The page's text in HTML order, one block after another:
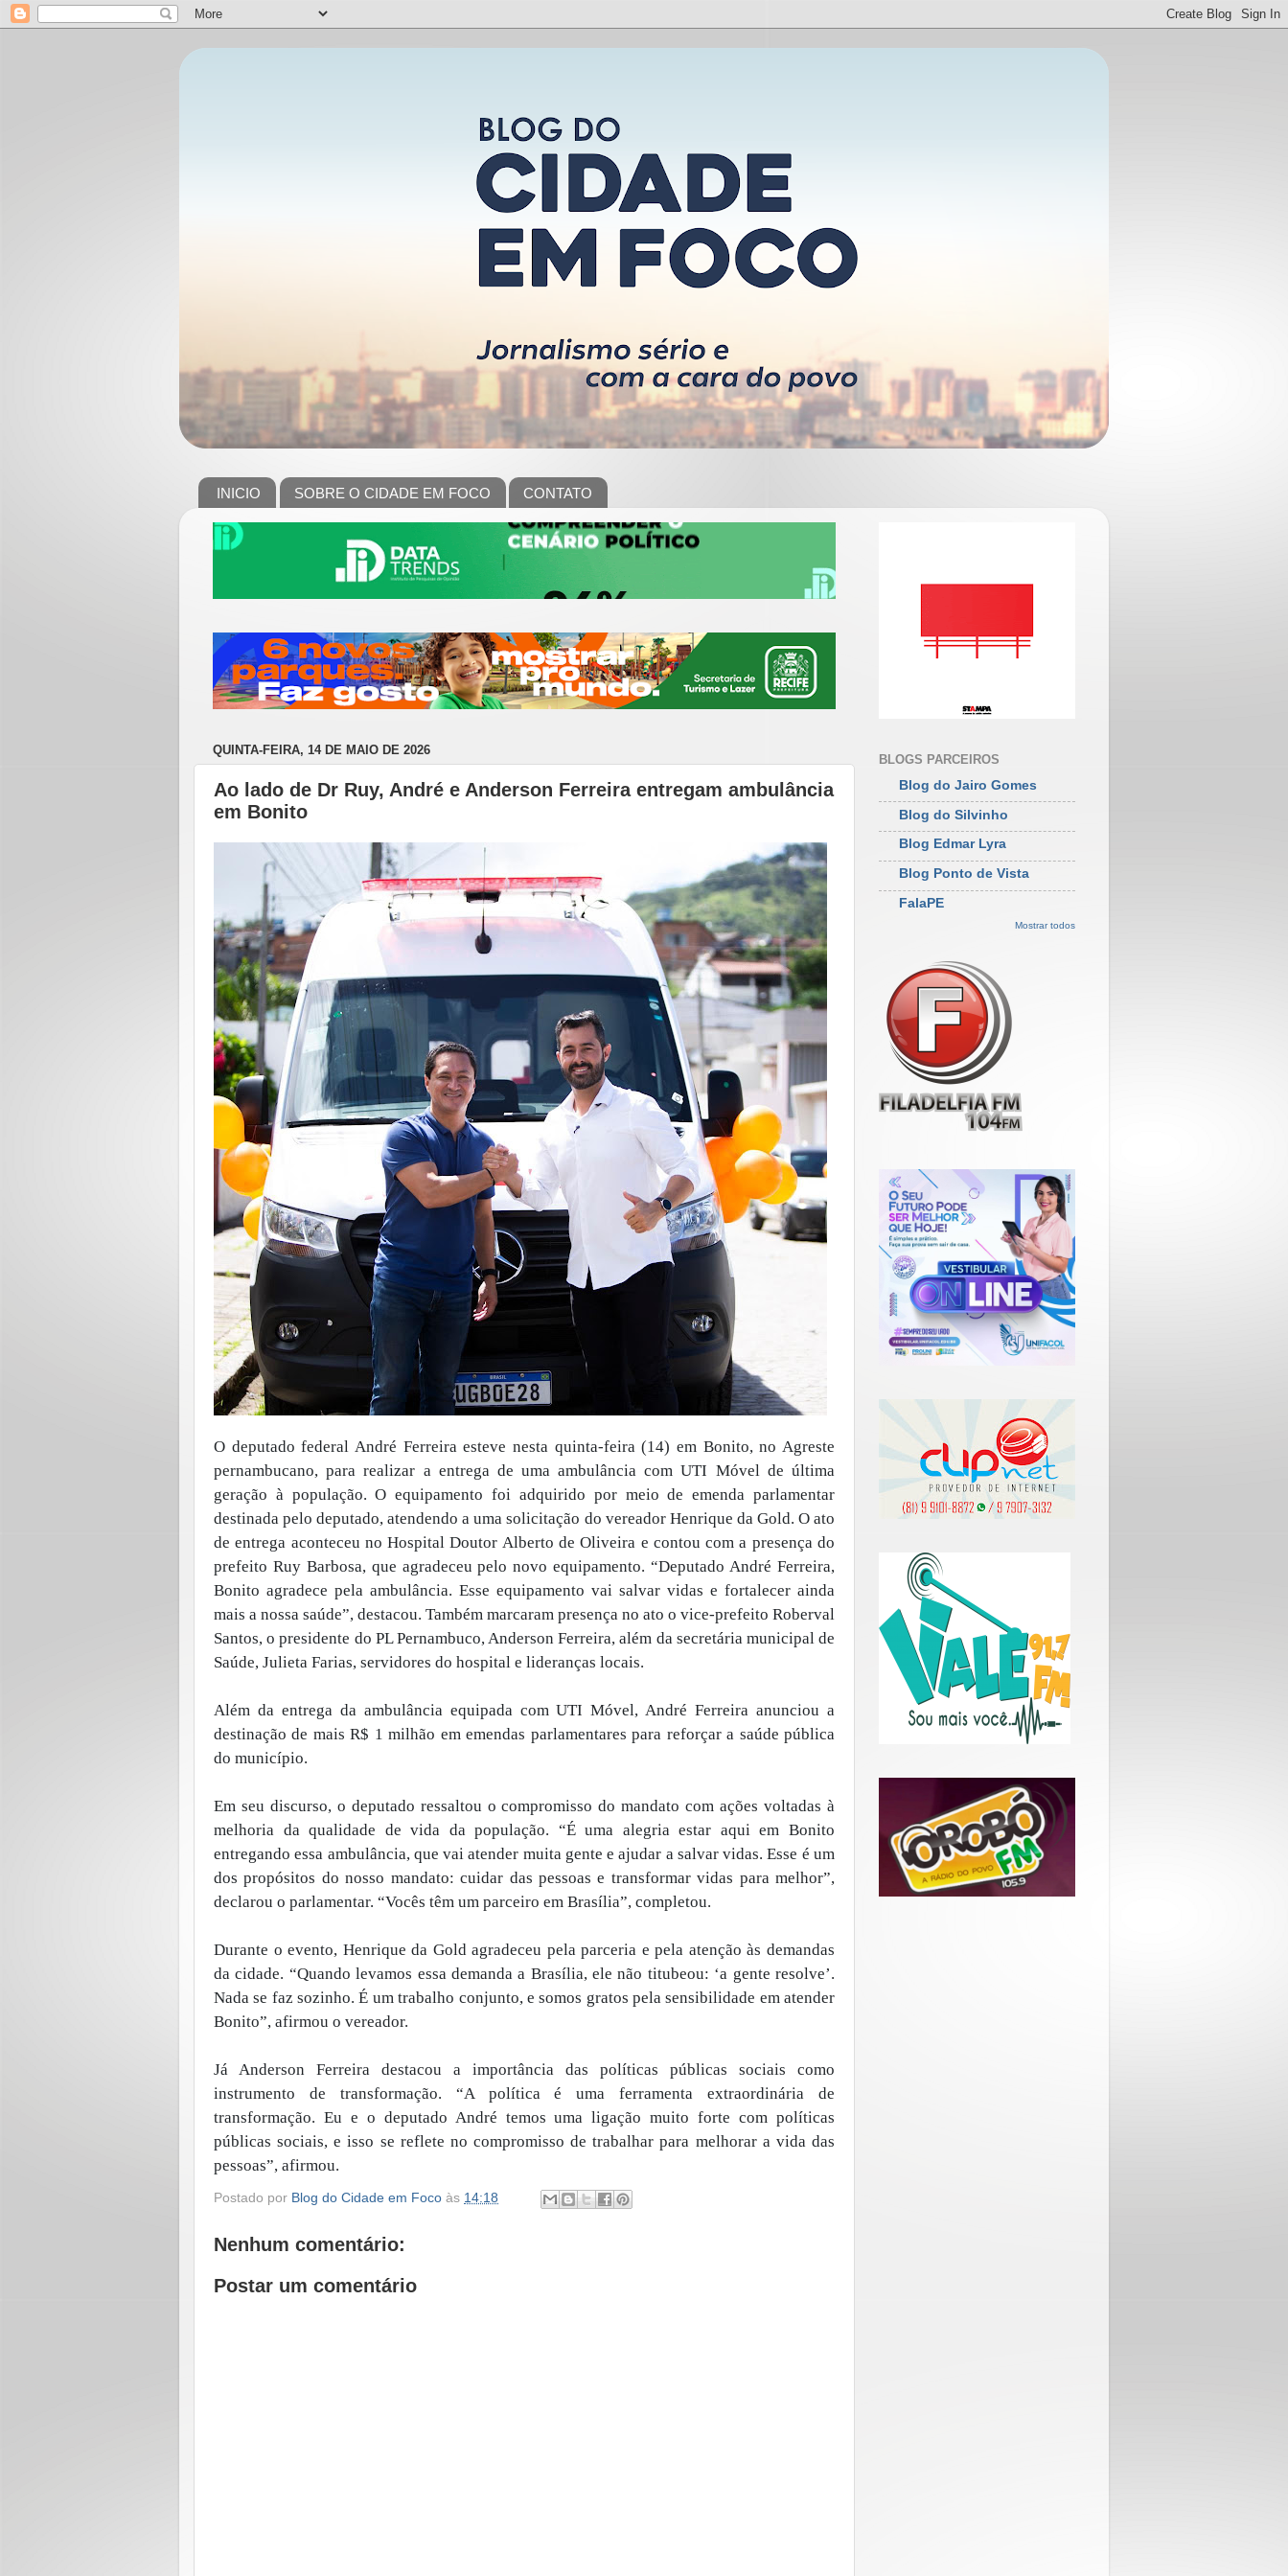
INICIO SOBRE O CIDADE EM FOCO CONTATO
QUINTA-FEIRA, 14 DE MAIO DE 2026
Ao lado de Dr Ruy, André e Anderson Ferreira entregam ambulância
em Bonito
O deputado federal André Ferreira esteve nesta quinta-feira (14) em Bonito, no Agreste
pernambucano, para realizar a entrega de uma ambulância com UTI Móvel de última
geração à população. O equipamento foi adquirido por meio de emenda parlamentar
destinada pelo deputado, atendendo a uma solicitação do vereador Henrique da Gold. O ato
de entrega aconteceu no Hospital Doutor Alberto de Oliveira e contou com a presença do
prefeito Ruy Barbosa, que agradeceu pelo novo equipamento. “Deputado André Ferreira,
Bonito agradece pela ambulância. Esse equipamento vai salvar vidas e fortalecer ainda
mais a nossa saúde”, destacou. Também marcaram presença no ato o vice-prefeito Roberval
Santos, o presidente do PL Pernambuco, Anderson Ferreira, além da secretária municipal de
Saúde, Julieta Farias, servidores do hospital e lideranças locais.
Além da entrega da ambulância equipada com UTI Móvel, André Ferreira anunciou a
destinação de mais R$ 1 milhão em emendas parlamentares para reforçar a saúde pública
do município.
Em seu discurso, o deputado ressaltou o compromisso do mandato com ações voltadas à
melhoria da qualidade de vida da população. “É uma alegria estar aqui em Bonito
entregando essa ambulância, que vai atender muita gente e ajudar a salvar vidas. Esse é um
dos propósitos do nosso mandato: cuidar das pessoas e transformar vidas para melhor”,
declarou o parlamentar. “Vocês têm um parceiro em Brasília”, completou.
Durante o evento, Henrique da Gold agradeceu pela parceria e pela atenção às demandas
da cidade. “Quando levamos essa demanda a Brasília, ele não titubeou: ‘a gente resolve’.
Nada se faz sozinho. É um trabalho conjunto, e somos gratos pela sensibilidade em atender
Bonito”, afirmou o vereador.
Já Anderson Ferreira destacou a importância das políticas públicas sociais como
instrumento de transformação. “A política é uma ferramenta extraordinária de
transformação. Eu e o deputado André temos uma ligação muito forte com políticas
públicas sociais, e isso se reflete no compromisso de trabalhar para melhorar a vida das
pessoas”, afirmou.
Postado por Blog do Cidade em Foco às 14:18
Nenhum comentário:
Postar um comentário
BLOGS PARCEIROS
Blog do Jairo Gomes
Blog do Silvinho
Blog Edmar Lyra
Blog Ponto de Vista
FalaPE
Mostrar todos